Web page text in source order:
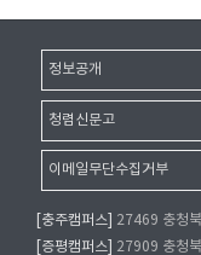
정보공개
청렴신문고
이메일무단수집거부
[충주캠퍼스]
27469 충청
[증평캠퍼스]
27909 충청